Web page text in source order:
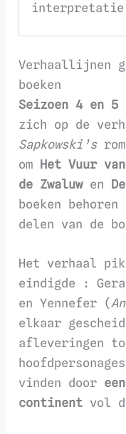
interpretatie
Verhaallijnen
boeken
Seizoen 4 en 5
zich op de
Sapkowski’s
om Het Vuur
de Zwaluwen
boeken
delen van de
Het verhaal
eindigde :
en Yennefer (
elkaar
afleveringen
vinden door
continent vol